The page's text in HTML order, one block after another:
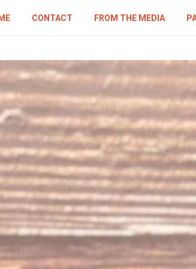
CONTACT FROM THE MEDIA